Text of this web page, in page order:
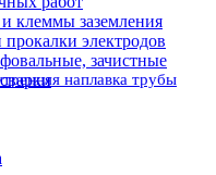
наплавка трубы
клеммы заземления
электродов
зачистные